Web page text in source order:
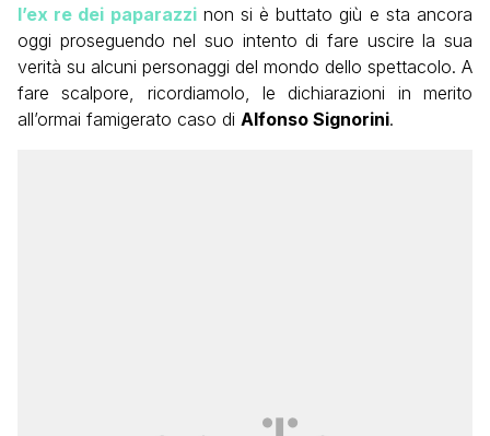
l’ex re dei paparazzinon si è buttato giù e sta ancora
oggi proseguendo nel suo intento di fare uscire la sua
verità su alcuni personaggi del mondo dello spettacolo. A
fare scalpore, ricordiamolo, le dichiarazioni in merito
all’ormai famigerato caso di Alfonso Signorini.